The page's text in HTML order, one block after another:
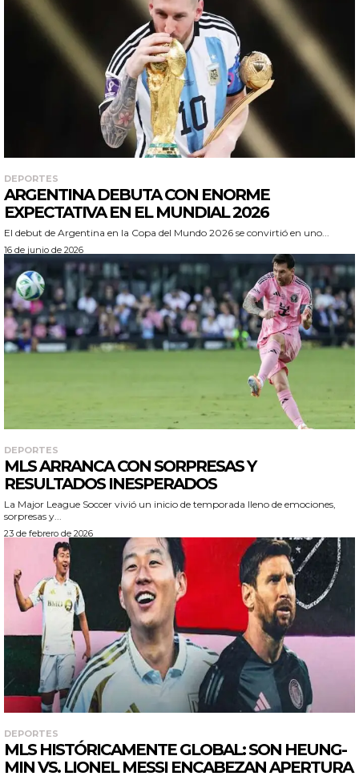
DEPORTES
ARGENTINA DEBUTA CON ENORME
EXPECTATIVA EN EL MUNDIAL 2026
El debut de Argentina en la Copa del Mundo 2026 se convirtió en uno...
16 de junio de 2026
DEPORTES
MLS ARRANCA CON SORPRESAS Y
RESULTADOS INESPERADOS
La Major League Soccer vivió un inicio de temporada lleno de emociones,
sorpresas y...
23 de febrero de 2026
DEPORTES
MLS HISTÓRICAMENTE GLOBAL: SON HEUNG-
MIN VS. LIONEL MESSI ENCABEZAN APERTURA